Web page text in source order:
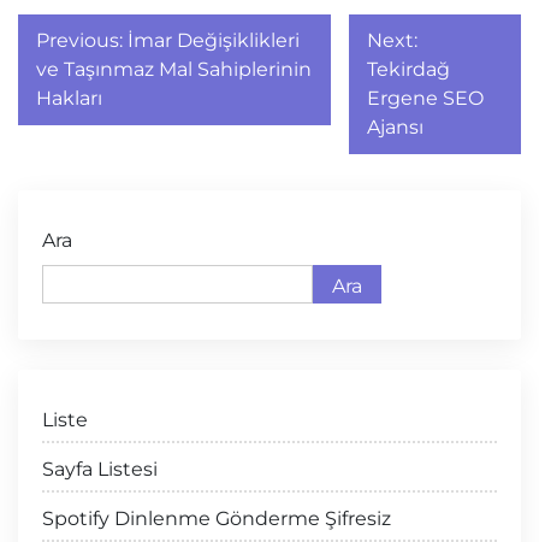
Yazı
gezinmesi
Previous: İmar Değişiklikleri
ve Taşınmaz Mal Sahiplerinin
Hakları
Next:
Tekirdağ
Ergene SEO
Ajansı
Ara
Ara
Liste
Sayfa Listesi
Spotify Dinlenme Gönderme Şifresiz